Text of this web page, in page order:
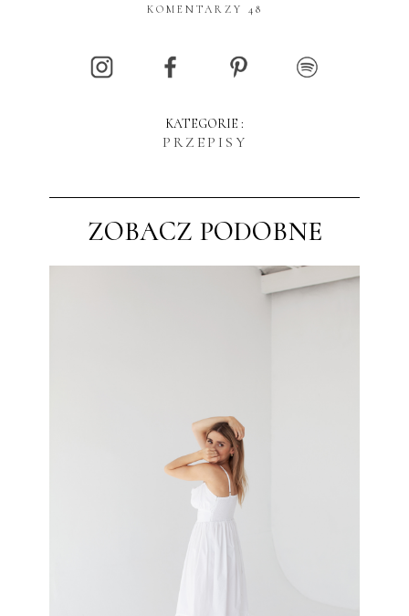
KOMENTARZY 48
KATEGORIE :
PRZEPISY
ZOBACZ PODOBNE